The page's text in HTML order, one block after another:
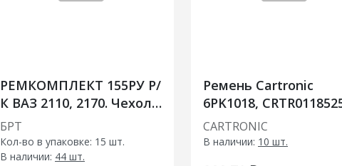
РЕМКОМПЛЕКТ 155РУ Р/
К ВАЗ 2110, 2170. Чехол
шруса внутр шарнира с
хомутами и смаз 15шт
БРТ
Кол-во в упаковке: 15 шт.
В наличии: 44 шт.
Ремень Cartronic
6PK1018,
CARTRONIC
В наличии: 10 шт.